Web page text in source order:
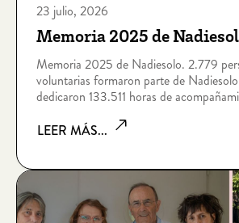
23 julio, 2026
Memoria 2025 de
Memoria 2025 de Nadiesolo. 2.779
voluntarias formaron parte de
dedicaron 133.511 horas de
deseada por edad, enfermedad,
LEER MÁS...